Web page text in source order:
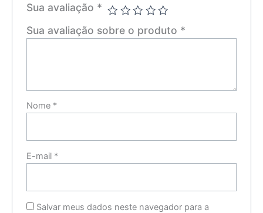
Sua avaliação *
Sua avaliação sobre o produto *
Nome *
E-mail *
Salvar meus dados neste navegador para a